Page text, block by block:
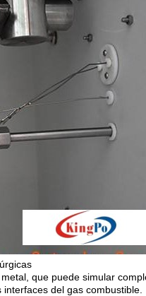
que puede simular
del gas combustible.